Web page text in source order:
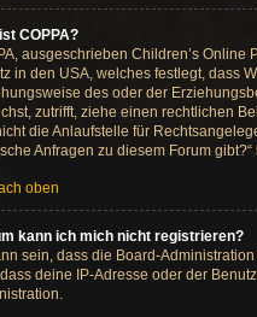
COPPA?
ausgeschrieben Children’s Online
in den USA, welches festlegt, dass
des oder der
zutrifft, ziehe einen rechtlichen
die Anlaufstelle für
Anfragen zu diesem Forum
oben
kann ich mich nicht registrieren?
sein, dass die Board-
deine IP-Adresse oder der